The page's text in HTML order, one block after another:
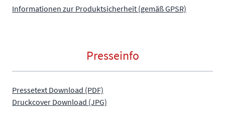
Informationen zur Produktsicherheit (gemäß GPSR)
Presseinfo
Pressetext Download (PDF)
Druckcover Download (JPG)